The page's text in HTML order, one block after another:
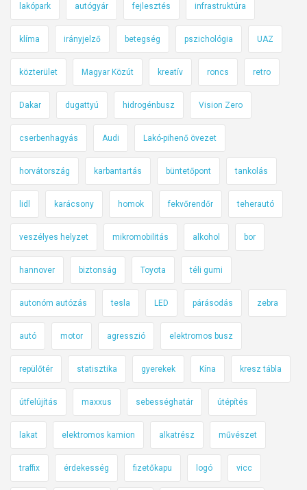
lakópark autógyár fejlesztés infrastruktúra
klíma irányjelző betegség pszichológia UAZ
közterület Magyar Közút kreatív roncs retro
Dakar dugattyú hidrogénbusz Vision Zero
cserbenhagyás Audi Lakó-pihenő övezet
horvátország karbantartás büntetőpont tankolás
lidl karácsony homok fekvőrendőr teherautó
veszélyes helyzet mikromobilitás alkohol bor
hannover biztonság Toyota téli gumi
autonóm autózás tesla LED párásodás zebra
autó motor agresszió elektromos busz
repülőtér statisztika gyerekek Kína kresz tábla
útfelújítás maxxus sebességhatár útépítés
lakat elektromos kamion alkatrész művészet
traffix érdekesség fizetőkapu logó vicc